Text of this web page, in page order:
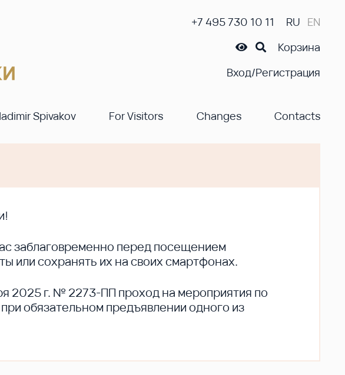
+7 495 730 10 11 RU EN
Корзина
Вход/Регистрация
Spivakov For Visitors Changes Contacts
заблаговременно перед посещением
или сохранять их на своих смартфонах.
2025 г. № 2273-ПП проход на мероприятия по
обязательном предъявлении одного из